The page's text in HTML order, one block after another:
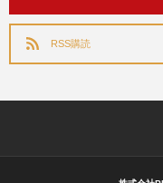
RSS購読